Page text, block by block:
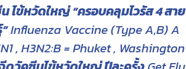
ไข้หวัดใหญ่ “ครอบคลุมไวรัส 4 สาย
Influenza Vaccine (Type A,B) A
, H3N2:B = Phuket , Washington